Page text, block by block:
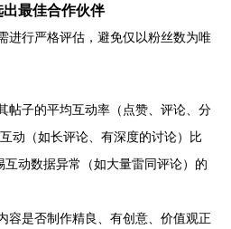
最佳合作伙伴
进行严格评估，避免仅以粉丝数为唯
帖子的平均互动率（点赞、评论、分
动（如长评论、有深度的讨论）比
互动数据异常（如大量雷同评论）的
容是否制作精良、有创意、价值观正